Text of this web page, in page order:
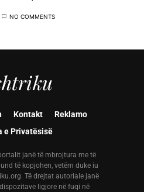
NO COMMENTS
Kontakt
Reklamo
e Privatësisë
janë të mbrojtura me të
të kopjohen, vetëm duke iu
Të drejtat autoriale janë
ligjore në fuqi në